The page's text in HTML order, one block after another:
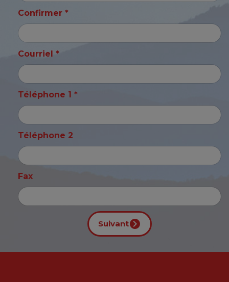
Confirmer *
Courriel *
Téléphone 1 *
Téléphone 2
Fax
Suivant